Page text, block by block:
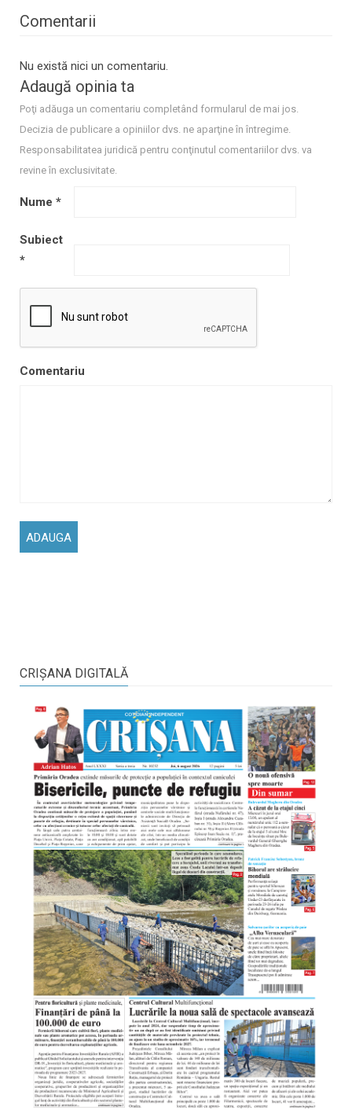
Comentarii
Nu există nici un comentariu.
Adaugă opinia ta
Poţi adăuga un comentariu completând formularul de mai jos.
Decizia de publicare a opiniilor dvs. ne aparţine în întregime.
Responsabilitatea juridică pentru conţinutul comentariilor dvs. va
revine în exclusivitate.
Nume *
Subiect
*
Comentariu
CRIŞANA DIGITALĂ